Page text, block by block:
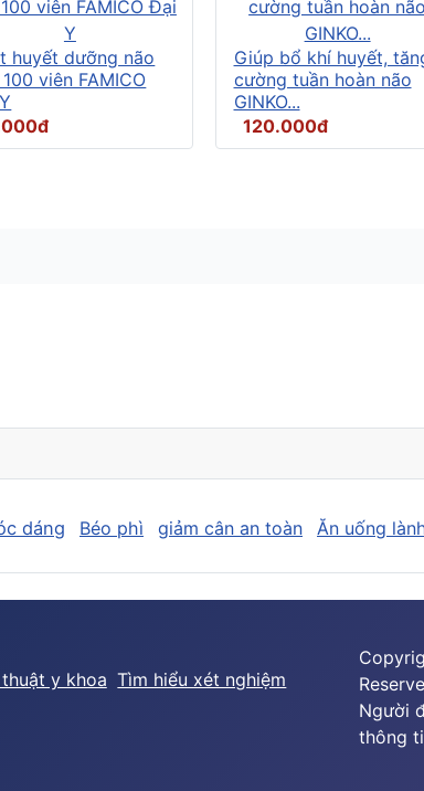
huyết dưỡng não
viên FAMICO
Giúp bổ khí huyết,
cường tuần hoàn não
GINKO...
120.000đ
dáng Béo phì giảm cân an toàn Ăn uống
y khoa Tìm hiểu xét nghiệm
Người
thông